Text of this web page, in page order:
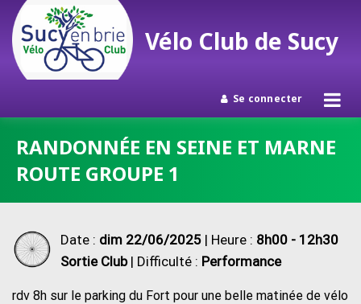
contenu
Vélo Club de Sucy
Se connecter
RANDONNÉE EN SEINE ET MARNE
ROUTE GROUPE 1
Date : dim 22/06/2025 | Heure : 8h00 - 12h30
Sortie Club| Difficulté : Performance
rdv 8h sur le parking du Fort pour une belle matinée de vélo